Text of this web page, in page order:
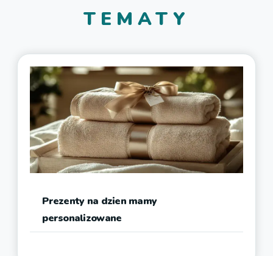
TEMATY
Prezenty na dzien mamy
personalizowane